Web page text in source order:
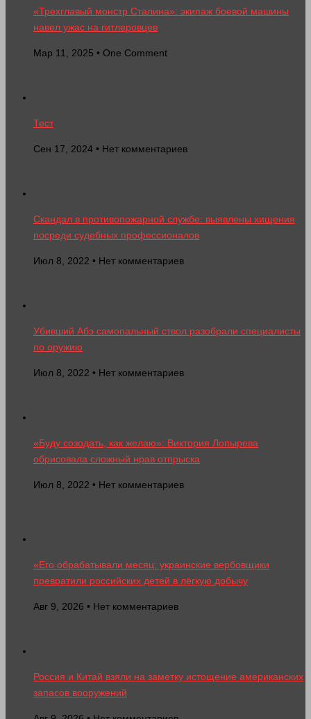
«Трехглавый монстр Сталина»: экипаж боевой машины
навел ужас на гитлеровцев
Мар 11, 2025 • One Comment
Тест
Сен 17, 2024 • Нет комментариев
Скандал в противопожарной службе: выявлены хищения
посреди судебных профессионалов
Июл 8, 2022 • Нет комментариев
Убивший Абэ самопальный ствол разобрали специалисты
по оружию
Июл 8, 2022 • Нет комментариев
«Буду созодать, как желаю»: Виктория Лопырева
обрисовала сложный нрав отпрыска
Июл 8, 2022 • Нет комментариев
«Его обрабатывали месяц: украинские вербовщики
превратили российских детей в лёгкую добычу
Авг 9, 2026 • Нет комментариев
Россия и Китай взяли на заметку истощение американских
запасов вооружений